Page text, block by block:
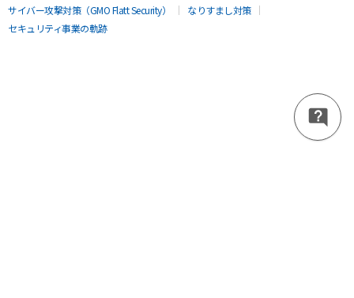
サイバー攻撃対策（GMO Flatt Security）
なりすまし対策
セキュリティ事業の軌跡